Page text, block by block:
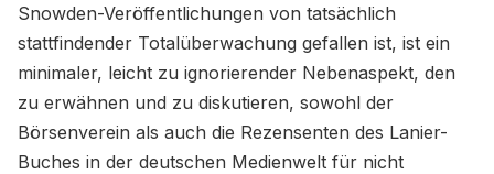
Snowden-Veröffentlichungen von tatsächlich
stattfindender Totalüberwachung gefallen ist, ist ein
minimaler, leicht zu ignorierender Nebenaspekt, den
zu erwähnen und zu diskutieren, sowohl der
Börsenverein als auch die Rezensenten des Lanier-
Buches in der deutschen Medienwelt für nicht